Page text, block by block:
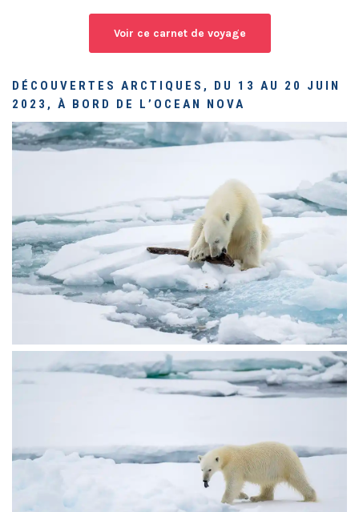
Voir ce carnet de voyage
DÉCOUVERTES ARCTIQUES, DU 13 AU 20 JUIN
2023, À BORD DE L’OCEAN NOVA